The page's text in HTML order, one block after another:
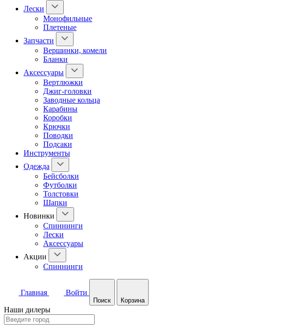
Лески
Монофильные
Плетеные
Запчасти
Вершинки, комели
Бланки
Аксессуары
Вертлюжки
Джиг-головки
Заводные кольца
Карабины
Коробки
Крючки
Поводки
Подсаки
Инструменты
Одежда
Бейсболки
Футболки
Толстовки
Шапки
Новинки
Спиннинги
Лески
Аксессуары
Акции
Спиннинги
Главная Войти
Поиск Корзина
Наши дилеры